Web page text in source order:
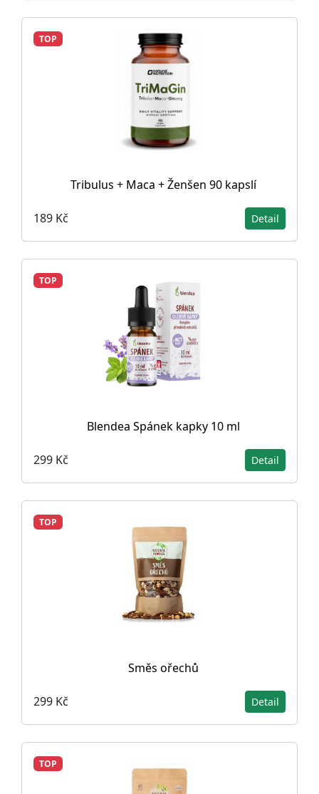
TOP
Tribulus + Maca + Ženšen 90 kapslí
189 Kč Detail
TOP
Blendea Spánek kapky 10 ml
299 Kč Detail
TOP
Směs ořechů
299 Kč Detail
TOP